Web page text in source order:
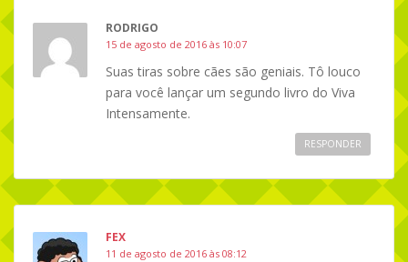
RODRIGO
15 de agosto de 2016 às 10:07
Suas tiras sobre cães são geniais. Tô louco
para você lançar um segundo livro do Viva
Intensamente.
RESPONDER
FEX
11 de agosto de 2016 às 08:12